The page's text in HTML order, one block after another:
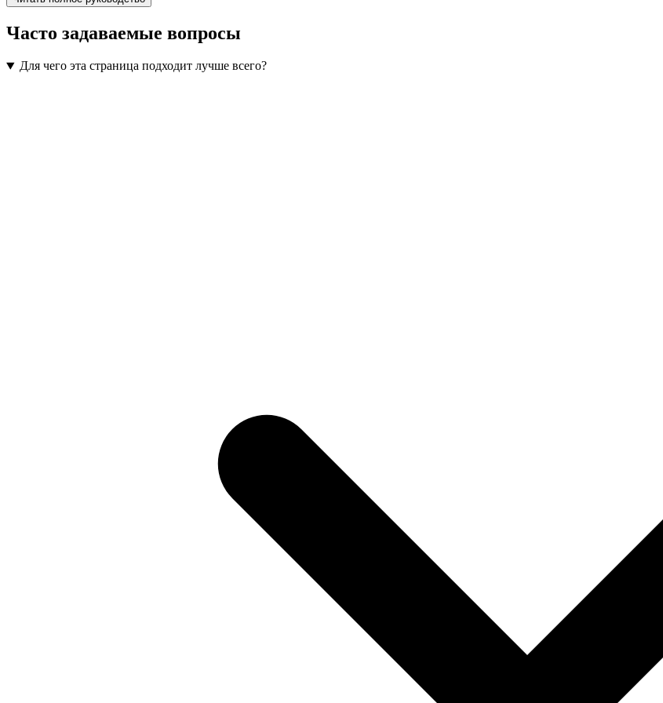
Часто задаваемые вопросы
Для чего эта страница подходит лучше всего?